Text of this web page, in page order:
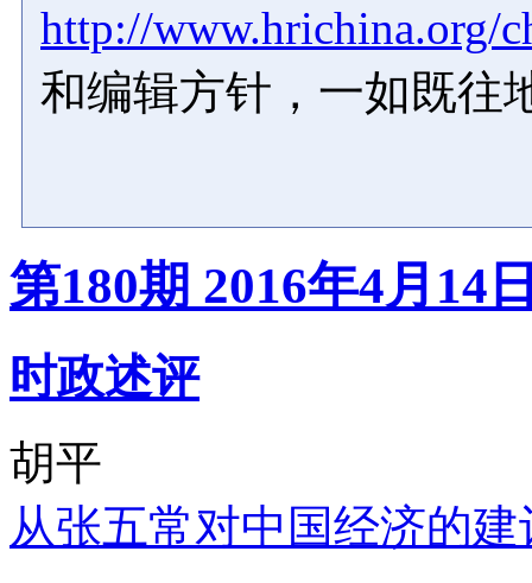
http://www.hrichina.org/
和编辑方针，一如既往
第180期 2016年4月14
时政述评
胡平
从张五常对中国经济的